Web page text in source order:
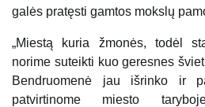
galės pratęsti gamtos mokslų
„Miestą kuria žmonės, todėl
norime suteikti kuo geresnes
Bendruomenė jau išrinko ir
patvirtinome miesto